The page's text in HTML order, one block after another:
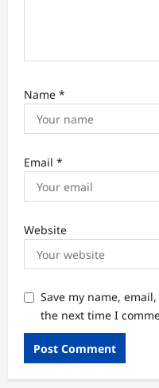
Name *
Email *
Website
Save my name,
the next time I